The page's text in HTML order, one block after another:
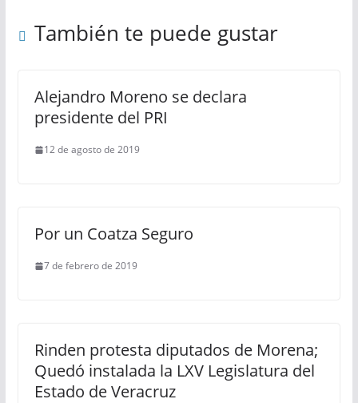
También te puede gustar
Alejandro Moreno se declara
presidente del PRI
12 de agosto de 2019
Por un Coatza Seguro
7 de febrero de 2019
Rinden protesta diputados de Morena;
Quedó instalada la LXV Legislatura del
Estado de Veracruz